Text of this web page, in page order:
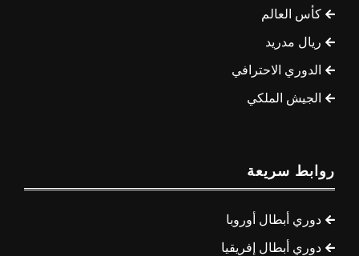
كأس العالم
ريال مدريد
الدوري الاحترافي
الجيش الملكي
روابط سريعة
دوري أبطال أوروبا
دوري أبطال إفريقيا